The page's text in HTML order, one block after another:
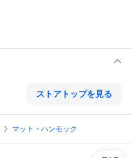
ストアトップを見る
マット・ハンモック